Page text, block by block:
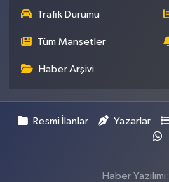
Trafik Durumu
Tüm Manşetler
Haber Arşivi
Resmi İlanlar Yazarlar
Haber Yazılımı: